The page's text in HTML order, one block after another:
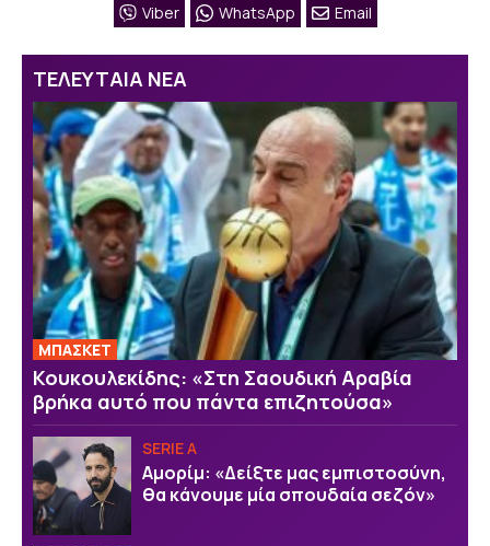
Viber WhatsApp Email
ΤΕΛΕΥΤΑΙΑ ΝΕΑ
ΜΠΑΣΚΕΤ
Κουκουλεκίδης: «Στη Σαουδική Αραβία
βρήκα αυτό που πάντα επιζητούσα»
SERIE A
Αμορίμ: «Δείξτε μας εμπιστοσύνη,
θα κάνουμε μία σπουδαία σεζόν»